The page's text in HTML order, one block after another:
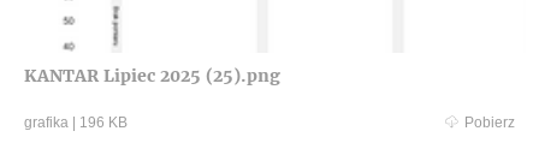
KANTAR Lipiec 2025 (25).png
grafika | 196 KB Pobierz